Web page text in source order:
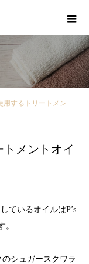
リートメントオイルと美容液
メントオイ
ているオイルはP’s
。
シュガースクワラ